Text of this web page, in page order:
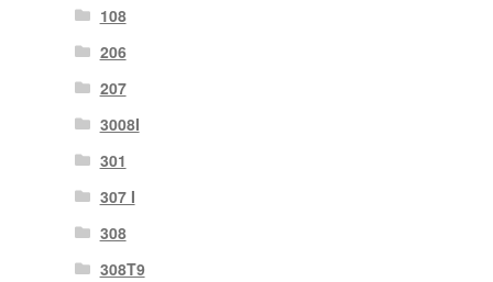
108
206
207
3008I
301
307 I
308
308T9